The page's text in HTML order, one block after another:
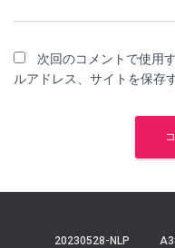
次回のコメントで使用
ルアドレス、サイトを保存
20230528-NLP